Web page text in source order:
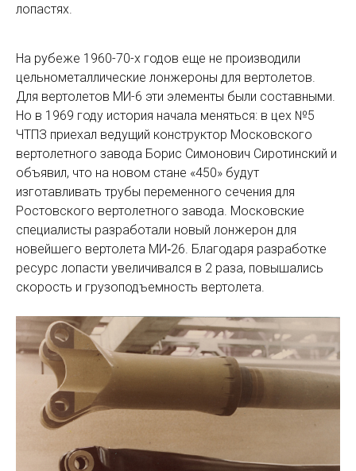
лопастях.
На рубеже 1960-70-х годов еще не производили
цельнометаллические лонжероны для вертолетов.
Для вертолетов МИ-6 эти элементы были составными.
Но в 1969 году история начала меняться: в цех №5
ЧТПЗ приехал ведущий конструктор Московского
вертолетного завода Борис Симонович Сиротинский и
объявил, что на новом стане «450» будут
изготавливать трубы переменного сечения для
Ростовского вертолетного завода. Московские
специалисты разработали новый лонжерон для
новейшего вертолета МИ‑26. Благодаря разработке
ресурс лопасти увеличивался в 2 раза, повышались
скорость и грузоподъемность вертолета.